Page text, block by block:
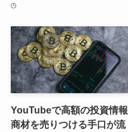
YouTubeで高額の投資情報
商材を売りつける手口が流